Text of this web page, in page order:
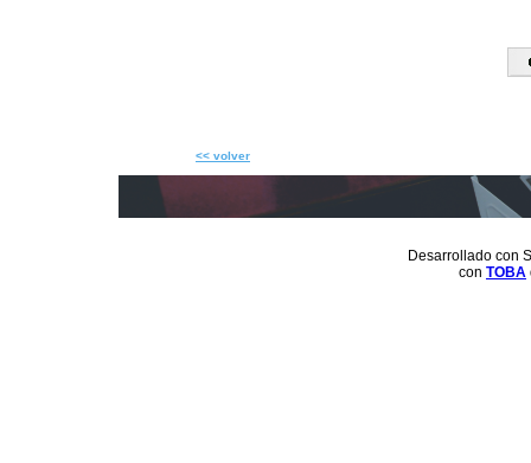
<< volver
Desarrollado con
con TOBA